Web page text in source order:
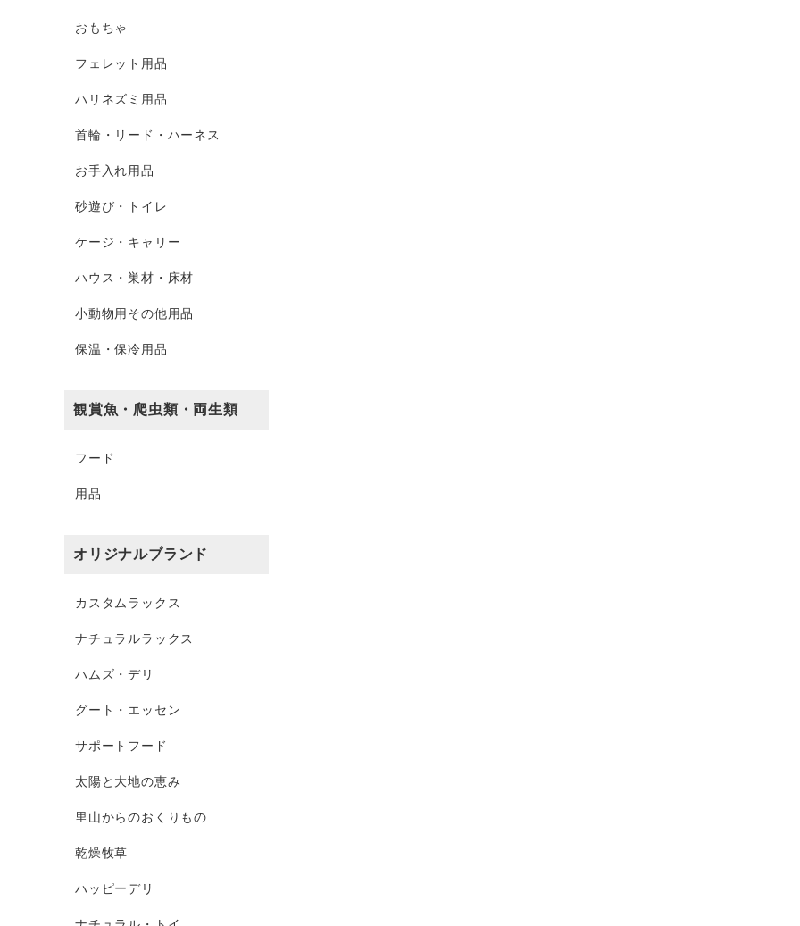
おもちゃ
フェレット用品
ハリネズミ用品
首輪・リード・ハーネス
お手入れ用品
砂遊び・トイレ
ケージ・キャリー
ハウス・巣材・床材
小動物用その他用品
保温・保冷用品
観賞魚・爬虫類・両生類
フード
用品
オリジナルブランド
カスタムラックス
ナチュラルラックス
ハムズ・デリ
グート・エッセン
サポートフード
太陽と大地の恵み
里山からのおくりもの
乾燥牧草
ハッピーデリ